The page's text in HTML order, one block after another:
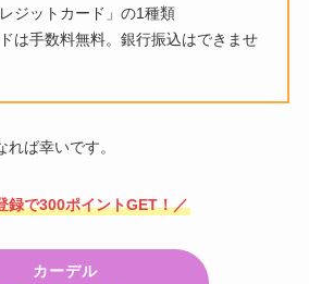
ジットカード」の1種類
は手数料無料。銀行振込はできませ
ば幸いです。
録で300ポイントGET！／
カーデル